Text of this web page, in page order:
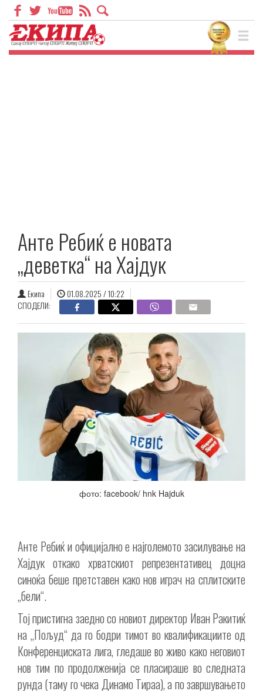
Анте Ребиќ е новата
„деветка“ на Хајдук
Екипа
01.08.2025 / 10:22
СПОДЕЛИ:
фото: facebook/ hnk Hajduk
Анте Ребиќ и официјално е најголемото засилување на
Хајдук откако хрватскиот репрезентативец доцна
синоќа беше претставен како нов играч на сплитските
„бели“.
Тој пристигна заедно со новиот директор Иван Ракитиќ
на „Пољуд“ да го бодри тимот во квалификациите од
Конференциската лига, гледаше во живо како неговиот
нов тим по продолженија се пласираше во следната
рунда (таму го чека Динамо Тираа), а по завршувањето